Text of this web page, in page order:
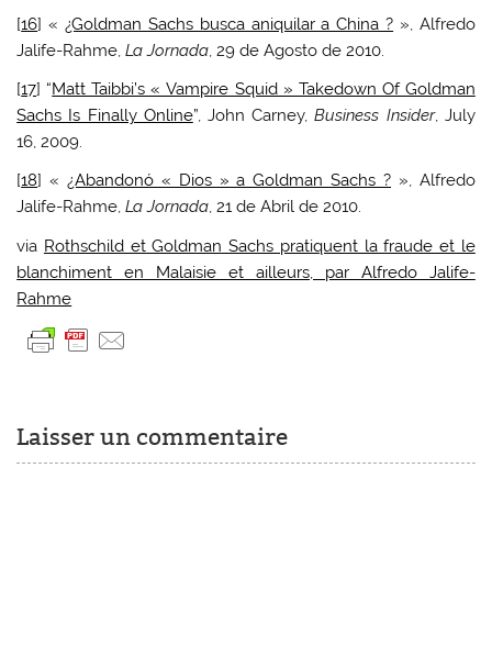
[16] « ¿Goldman Sachs busca aniquilar a China ? », Alfredo
Jalife-Rahme,La Jornada , 29 de Agosto de 2010.
[17] “Matt Taibbi’s « Vampire Squid » Takedown Of Goldman
Sachs Is Finally Online”, John Carney,Business Insider, July
16, 2009.
[18] « ¿Abandonó « Dios » a Goldman Sachs ? », Alfredo
Jalife-Rahme,La Jornada, 21 de Abril de 2010.
via Rothschild et Goldman Sachs pratiquent la fraude et le
blanchiment en Malaisie et ailleurs, par Alfredo Jalife-
Rahme
Laisser un commentaire